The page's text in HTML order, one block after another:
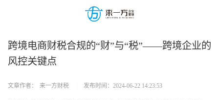
跨境电商财税合规的“财”与“税”——跨境企业的
风控关键点
文章作者： 来一方财税 发布时间：2024-06-22 14:23:53